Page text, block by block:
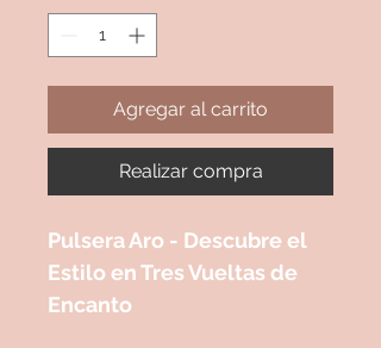
Agregar al carrito
Realizar compra
Pulsera Aro - Descubre el
Estilo en Tres Vueltas de
Encanto